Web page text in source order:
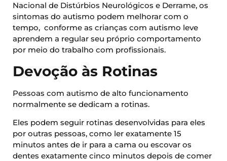
Nacional de Distúrbios Neurológicos e Derrame, os
sintomas do autismo podem melhorar com o
tempo, conforme as crianças com autismo leve
aprendem a regular seu próprio comportamento
por meio do trabalho com profissionais.
Devoção às Rotinas
Pessoas com autismo de alto funcionamento
normalmente se dedicam a rotinas.
Eles podem seguir rotinas desenvolvidas para eles
por outras pessoas, como ler exatamente 15
minutos antes de ir para a cama ou escovar os
dentes exatamente cinco minutos depois de comer